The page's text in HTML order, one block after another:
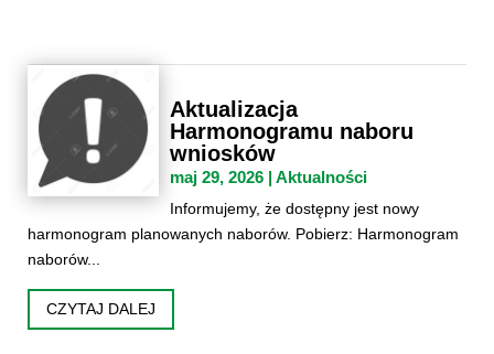
Aktualizacja
Harmonogramu naboru
wniosków
maj 29, 2026 |Aktualności
Informujemy, że dostępny jest nowy
harmonogram planowanych naborów. Pobierz: Harmonogram
naborów...
CZYTAJ DALEJ